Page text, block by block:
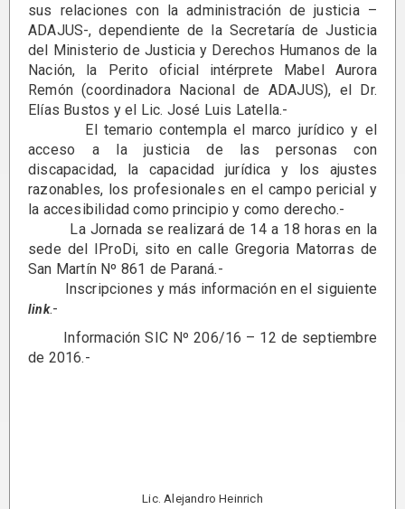
sus relaciones con la administración de justicia –
ADAJUS-, dependiente de la Secretaría de Justicia
del Ministerio de Justicia y Derechos Humanos de la
Nación, la Perito oficial intérprete Mabel Aurora
Remón (coordinadora Nacional de ADAJUS), el Dr.
Elías Bustos y el Lic. José Luis Latella.-
El temario contempla el marco jurídico y el
acceso a la justicia de las personas con
discapacidad, la capacidad jurídica y los ajustes
razonables, los profesionales en el campo pericial y
la accesibilidad como principio y como derecho.-
La Jornada se realizará de 14 a 18 horas en la
sede del IProDi, sito en calle Gregoria Matorras de
San Martín Nº 861 de Paraná.-
Inscripciones y más información en el siguiente
link.-
Información SIC Nº 206/16 – 12 de septiembre
de 2016.-
Lic. Alejandro Heinrich